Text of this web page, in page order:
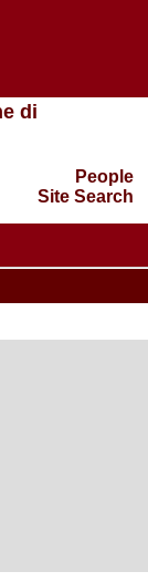
di
People
Site Search